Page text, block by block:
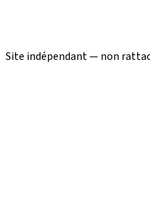
Site indépendant — non